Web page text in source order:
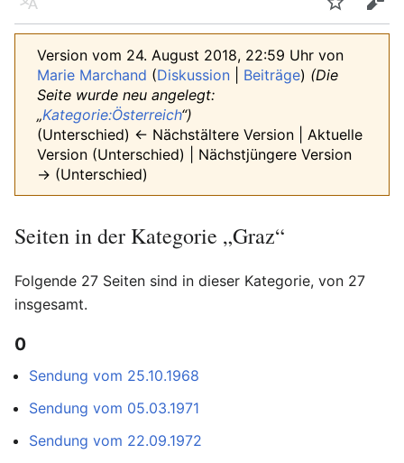
Sprache
Version vom 24. August 2018, 22:59 Uhr von
Marie Marchand (Diskussion Beiträge) (Die
Seite wurde neu angelegt:
„Kategorie:Österreich“)
(Unterschied) ← Nächstältere Version | Aktuelle
Version (Unterschied) | Nächstjüngere Version
→ (Unterschied)
Seiten in der Kategorie „Graz“
Folgende 27 Seiten sind in dieser Kategorie, von 27
insgesamt.
0
Sendung vom 25.10.1968
Sendung vom 05.03.1971
Sendung vom 22.09.1972